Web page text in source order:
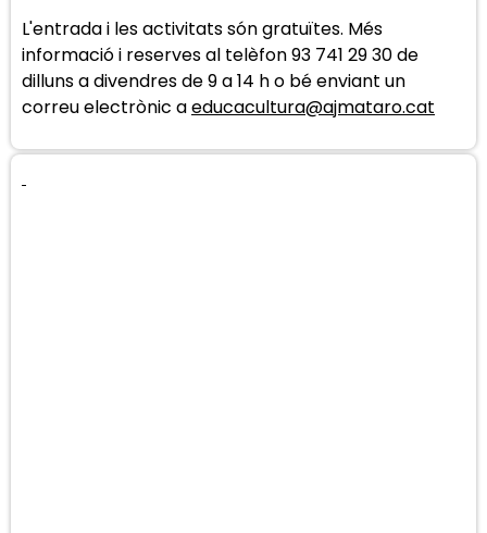
L'entrada i les activitats són gratuïtes. Més
informació i reserves al telèfon 93 741 29 30 de
dilluns a divendres de 9 a 14 h o bé enviant un
correu electrònic aeducacultura@ajmataro.cat